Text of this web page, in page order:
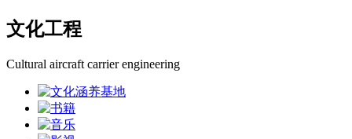
文化工程
Cultural aircraft carrier engineering